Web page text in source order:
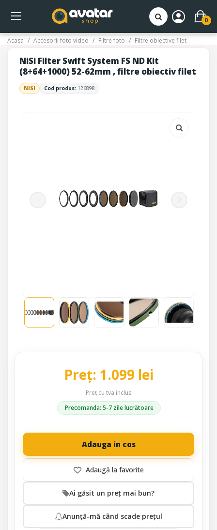
0
Acasa Accesorii foto video Filtre foto Filtre obiective filet
NiSi Filter Swift System FS ND Kit
(8+64+1000) 52-62mm , filtre obiectiv filet
NISI Cod produs: 126898
Preț: 1.099 lei
Preț cu tva inclus
Precomanda: 5-7 zile lucrătoare
Adauga in cos
Ai găsit un preț mai bun?
Anunță-mă când scade prețul